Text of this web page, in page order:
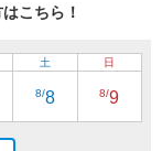
こちら！
土
8/8
日
8/9